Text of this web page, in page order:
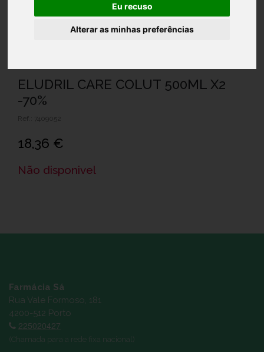
Eu recuso
Alterar as minhas preferências
ELUDRIL CARE COLUT 500ML X2
-70%
Ref.: 7409052
18,36 €
Não disponivel
Farmácia Sá
Rua Vale Formoso, 181
4200-512 Porto
225020427
(Chamada para a rede fixa nacional)